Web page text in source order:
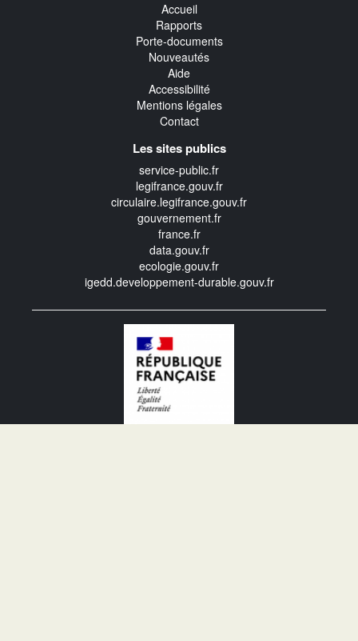
Accueil
Rapports
Porte-documents
Nouveautés
Aide
Accessibilité
Mentions légales
Contact
Les sites publics
service-public.fr
legifrance.gouv.fr
circulaire.legifrance.gouv.fr
gouvernement.fr
france.fr
data.gouv.fr
ecologie.gouv.fr
igedd.developpement-durable.gouv.fr